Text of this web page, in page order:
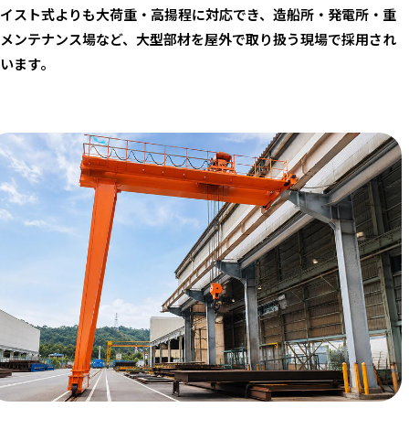
スト式よりも大荷重・高揚程に対応でき、造船所・発電所・重
ンテナンス場など、大型部材を屋外で取り扱う現場で採用され
ます。